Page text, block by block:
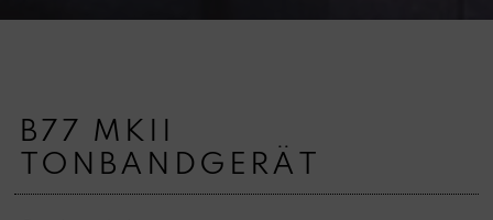
B77 MKII
TONBANDGERÄT